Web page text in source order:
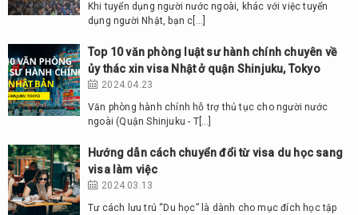
Khi tuyển dụng người nước ngoài, khác với việc tuyển
dụng người Nhật, bạn c[…]
Top 10 văn phòng luật sư hành chính chuyên về
ủy thác xin visa Nhật ở quận Shinjuku, Tokyo
2024.04.23
Văn phòng hành chính hỗ trợ thủ tục cho người nước
ngoài (Quận Shinjuku - T[…]
Hướng dẫn cách chuyển đổi từ visa du học sang
visa làm việc
2024.03.13
Tư cách lưu trú “Du học” là dành cho mục đích học tập